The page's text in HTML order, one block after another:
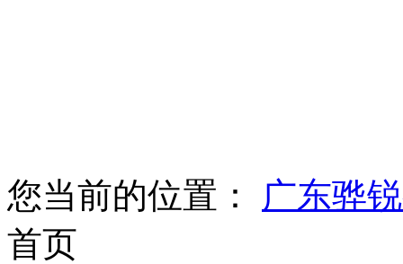
您当前的位置：
广东骅
首页